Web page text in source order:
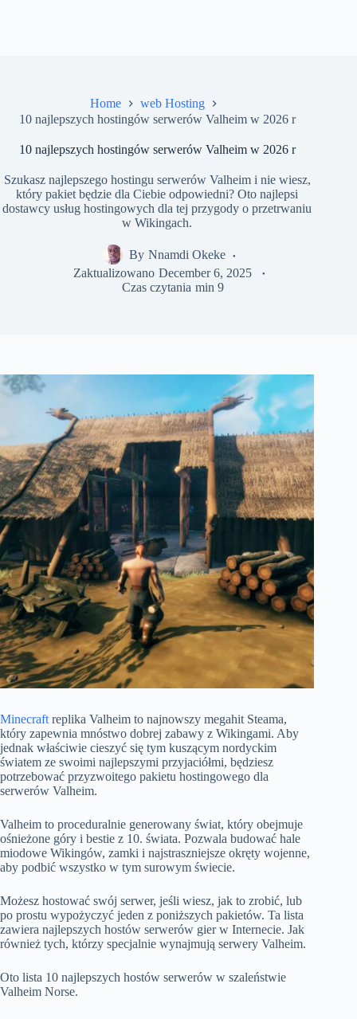
Home
web Hosting
10 najlepszych hostingów serwerów Valheim w 2026 r
10 najlepszych hostingów serwerów Valheim w 2026 r
Szukasz najlepszego hostingu serwerów Valheim i nie wiesz,
który pakiet będzie dla Ciebie odpowiedni? Oto najlepsi
dostawcy usług hostingowych dla tej przygody o przetrwaniu
w Wikingach.
By Nnamdi Okeke
Zaktualizowano December 6, 2025
Czas czytania min 9
Minecraft replika Valheim to najnowszy megahit Steama,
który zapewnia mnóstwo dobrej zabawy z Wikingami. Aby
jednak właściwie cieszyć się tym kuszącym nordyckim
światem ze swoimi najlepszymi przyjaciółmi, będziesz
potrzebować przyzwoitego pakietu hostingowego dla
serwerów Valheim.
Valheim to proceduralnie generowany świat, który obejmuje
ośnieżone góry i bestie z 10. świata. Pozwala budować hale
miodowe Wikingów, zamki i najstraszniejsze okręty wojenne,
aby podbić wszystko w tym surowym świecie.
Możesz hostować swój serwer, jeśli wiesz, jak to zrobić, lub
po prostu wypożyczyć jeden z poniższych pakietów. Ta lista
zawiera najlepszych hostów serwerów gier w Internecie. Jak
również tych, którzy specjalnie wynajmują serwery Valheim.
Oto lista 10 najlepszych hostów serwerów w szaleństwie
Valheim Norse.